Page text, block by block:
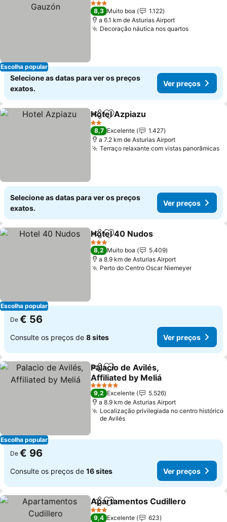
Escolha popular
3 Estrelas
8,3 Muito boa
1.122
a 6.1 km de Asturias Airport
Decoração náutica nos quartosVer
Selecione as datas para ver os preços
exatos.
Ver preços
PartilharAdicionar aos favoritos
Hotel Azpiazu
2 Estrelas
8,7 Excelente
1.427
a 7.2 km de Asturias Airport
Terraço relaxante com vistas panorâmicas
Selecione as datas para ver os preços
exatos.
Ver preços
Escolha popular
PartilharAdicionar aos favoritos
Hotel 40 Nudos
3 Estrelas
8,2 Muito boa
5.409
a 8.9 km de Asturias Airport
Perto do Centro Oscar NiemeyerVer
De € 56
Consulte os preços de 8 sites Ver preços
Escolha popular
PartilharAdicionar aos favoritos
Palacio de Avilés,
Affiliated by Meliá
Ver preços
5 Estrelas
9,2 Excelente
5.526
a 8.9 km de Asturias Airport
Localização privilegiada no centro histórico
de Avilés
De € 96
Consulte os preços de 16 sites Ver preços
PartilharAdicionar aos favoritos
Apartamentos Cudillero
3 Estrelas
9,4 Excelente
623